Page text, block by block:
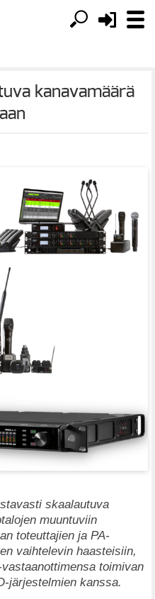
kanavamäärä
skaalautuva
muuntuviin
toteuttajien ja PA-
vaihtelevin haasteisiin,
toimivan
järjestelmien kanssa.